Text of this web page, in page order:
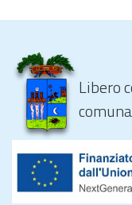
Libero